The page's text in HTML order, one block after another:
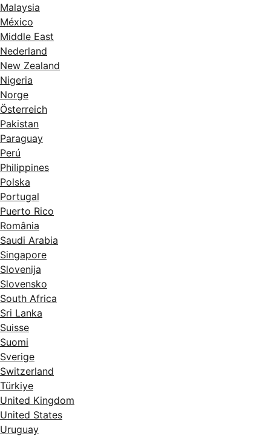
Malaysia
México
Middle East
Nederland
New Zealand
Nigeria
Norge
Österreich
Pakistan
Paraguay
Perú
Philippines
Polska
Portugal
Puerto Rico
România
Saudi Arabia
Singapore
Slovenija
Slovensko
South Africa
Sri Lanka
Suisse
Suomi
Sverige
Switzerland
Türkiye
United Kingdom
United States
Uruguay